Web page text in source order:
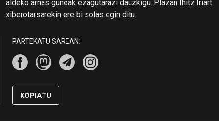
aldeko arnas guneak ezagutarazi dauzkigu. Plazan Ihitz Iriart
xiberotarsarekin ere bi solas egin ditu.
PARTEKATU SAREAN:
KOPIATU